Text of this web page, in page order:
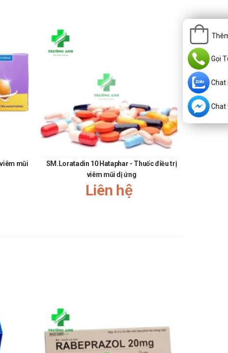
mũi
SM.Loratadin 10 Hataphar - Thuốc điều trị
viêm mũi dị ứng
Liên hệ
Gọi
Chat
Chat